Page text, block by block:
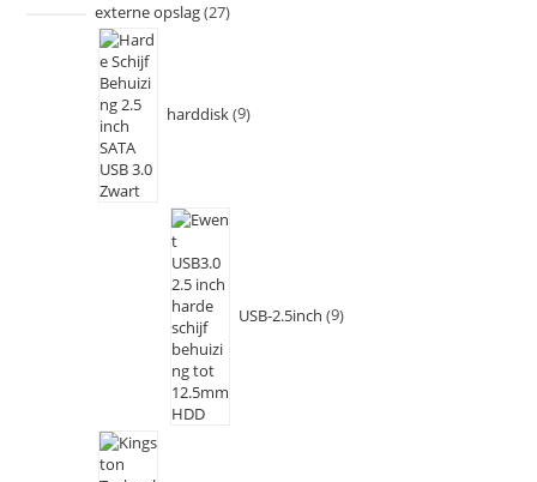
externe opslag 27
harddisk 9
USB-2.5inch 9